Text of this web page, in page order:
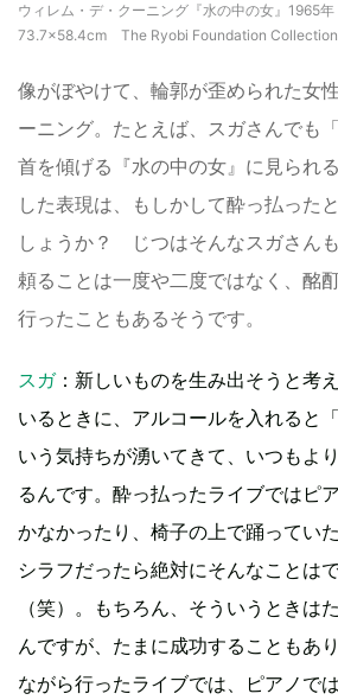
ウィレム・デ・クーニング『水の中の女』1965
73.7×58.4cm The Ryobi Foundation Collection
像がぼやけて、輪郭が歪められた女
ーニング。たとえば、スガさんでも
首を傾げる『水の中の女』に見られ
した表現は、もしかして酔っ払った
しょうか？ じつはそんなスガさん
頼ることは一度や二度ではなく、酩
行ったこともあるそうです。
スガ：新しいものを生み出そうと考
いるときに、アルコールを入れると
いう気持ちが湧いてきて、いつもよ
るんです。酔っ払ったライブではピ
かなかったり、椅子の上で踊ってい
シラフだったら絶対にそんなことは
（笑）。もちろん、そういうときは
んですが、たまに成功することもあ
ながら行ったライブでは、ピアノで